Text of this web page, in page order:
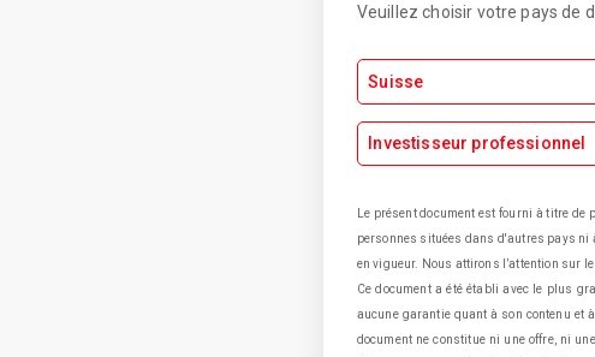
Veuillez choisir votre pays de
Suisse
Investisseur professionnel
Le présent document est fourni à titre
personnes situées dans d'autres pays ni
en vigueur. Nous attirons l’attention sur
Ce document a été établi avec le plus
aucune garantie quant à son contenu et
document ne constitue ni une offre, ni